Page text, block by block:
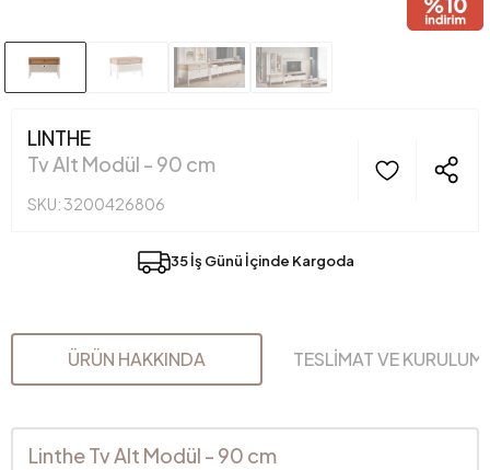
LINTHE
Tv Alt Modül - 90 cm
SKU: 3200426806
35 İş Günü İçinde Kargoda
ÜRÜN HAKKINDA TESLİMAT VE KURULUM
Linthe Tv Alt Modül - 90 cm